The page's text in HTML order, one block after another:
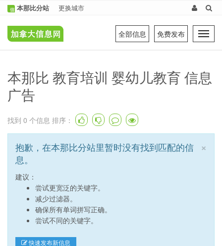
本那比分站 更换城市
免费发布
全部信息
本那比 教育培训 婴幼儿教育 信息
广告
找到 0 个信息 排序：
×
抱歉，在本那比分站里暂时没有找到匹配的信
息。
建议：
尝试更宽泛的关键字。
减少过滤器。
确保所有单词拼写正确。
尝试不同的关键字。
快速发布新信息